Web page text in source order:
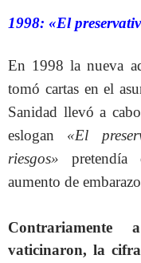
1998: «El
En 1998 la nueva
tomó cartas en el
Sanidad llevó a
eslogan «El
riesgos» pretendía
aumento de
vaticinaron, la